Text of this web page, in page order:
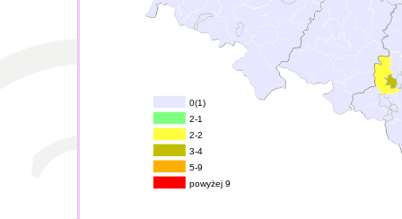
0(1)
2-1
2-2
3-4
5-9
powyżej 9